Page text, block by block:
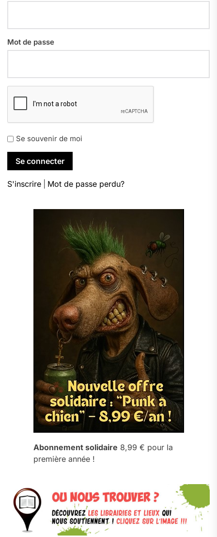
Mot de passe
Se souvenir de moi
S'inscrire Mot de passe perdu?
Abonnement solidaire 8,99 € pour la
première année !